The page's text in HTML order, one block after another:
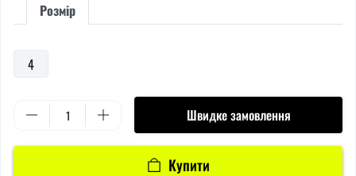
Розмір
4
Швидке замовлення
Купити